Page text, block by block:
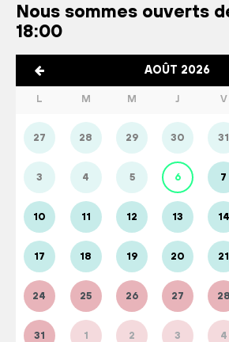
Nous sommes ouverts
18:00
AOÛT 2026
L M M J V
27 28 29 30 31
3 4 5 6 7
10 11 12 13 14
17 18 19 20 21
24 25 26 27 28
31 1 2 3 4